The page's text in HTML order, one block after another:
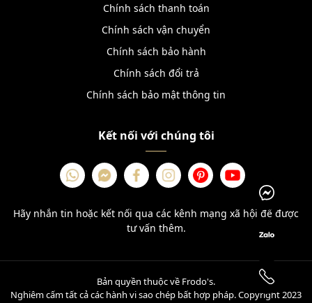
Chính sách thanh toán
Chính sách vận chuyển
Chính sách bảo hành
Chính sách đổi trả
Chính sách bảo mật thông tin
Kết nối với chúng tôi
Hãy nhắn tin hoặc kết nối qua các kênh mạng xã hội để được
tư vấn thêm.
Bản quyền thuộc về Frodo's.
Nghiêm cấm tất cả các hành vi sao chép bất hợp pháp. Copyright 2023